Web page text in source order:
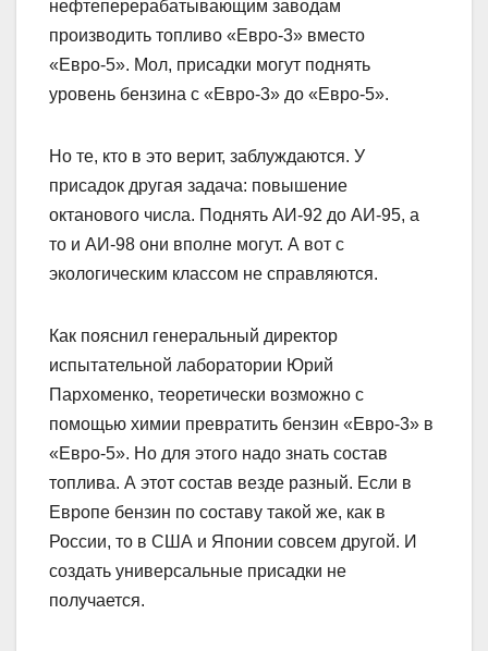
нефтеперерабатывающим заводам
производить топливо «Евро-3» вместо
«Евро-5». Мол, присадки могут поднять
уровень бензина с «Евро-3» до «Евро-5».
Но те, кто в это верит, заблуждаются. У
присадок другая задача: повышение
октанового числа. Поднять АИ-92 до АИ-95, а
то и АИ-98 они вполне могут. А вот с
экологическим классом не справляются.
Как пояснил генеральный директор
испытательной лаборатории Юрий
Пархоменко, теоретически возможно с
помощью химии превратить бензин «Евро-3» в
«Евро-5». Но для этого надо знать состав
топлива. А этот состав везде разный. Если в
Европе бензин по составу такой же, как в
России, то в США и Японии совсем другой. И
создать универсальные присадки не
получается.